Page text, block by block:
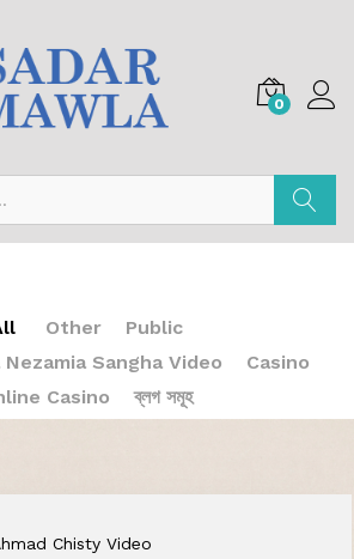
0
Other
Public
Sangha Video
Casino
Casino
ব্লগ সমূহ
Chisty Video